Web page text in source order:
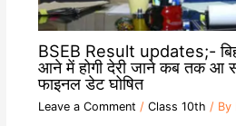
BSEB Result updates;-
आने में होगी देरी जाने कब तक आ
फाइनल डेट घोषित
Leave a Comment / Class 10th / By